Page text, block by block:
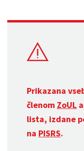
Prikazana
členom ZoUL
lista, izdane
na PISRS.